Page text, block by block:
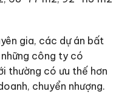
gia, các dự án bất
công ty có
thường có ưu thế hơn
chuyển nhượng.